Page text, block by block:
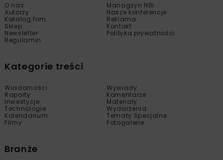
O nas
Managzyn NBI
Autorzy
Nasze konferencje
Katalog firm
Reklama
Sklep
Kontakt
Newsletter
Polityka prywatności
Regulamin
Kategorie treści
Wiadomości
Wywiady
Raporty
Komentarze
Inwestycje
Materiały
Technologie
Wydarzenia
Kalendarium
Tematy Specjalne
Filmy
Fotogalerie
Branże